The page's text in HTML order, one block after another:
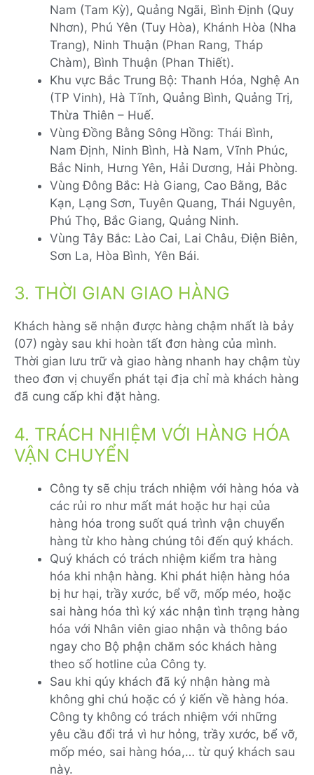
Nam (Tam Kỳ), Quảng Ngãi, Bình Định (Quy
Nhơn), Phú Yên (Tuy Hòa), Khánh Hòa (Nha
Trang), Ninh Thuận (Phan Rang, Tháp
Chàm), Bình Thuận (Phan Thiết).
Khu vực Bắc Trung Bộ: Thanh Hóa, Nghệ An
(TP Vinh), Hà Tĩnh, Quảng Bình, Quảng Trị,
Thừa Thiên – Huế.
Vùng Đồng Bằng Sông Hồng: Thái Bình,
Nam Định, Ninh Bình, Hà Nam, Vĩnh Phúc,
Bắc Ninh, Hưng Yên, Hải Dương, Hải Phòng.
Vùng Đông Bắc: Hà Giang, Cao Bằng, Bắc
Kạn, Lạng Sơn, Tuyên Quang, Thái Nguyên,
Phú Thọ, Bắc Giang, Quảng Ninh.
Vùng Tây Bắc: Lào Cai, Lai Châu, Điện Biên,
Sơn La, Hòa Bình, Yên Bái.
3. THỜI GIAN GIAO HÀNG
Khách hàng sẽ nhận được hàng chậm nhất là bảy
(07) ngày sau khi hoàn tất đơn hàng của mình.
Thời gian lưu trữ và giao hàng nhanh hay chậm tùy
theo đơn vị chuyển phát tại địa chỉ mà khách hàng
đã cung cấp khi đặt hàng.
4. TRÁCH NHIỆM VỚI HÀNG HÓA
VẬN CHUYỂN
Công ty sẽ chịu trách nhiệm với hàng hóa và
các rủi ro như mất mát hoặc hư hại của
hàng hóa trong suốt quá trình vận chuyển
hàng từ kho hàng chúng tôi đến quý khách.
Quý khách có trách nhiệm kiểm tra hàng
hóa khi nhận hàng. Khi phát hiện hàng hóa
bị hư hại, trầy xước, bể vỡ, mốp méo, hoặc
sai hàng hóa thì ký xác nhận tình trạng hàng
hóa với Nhân viên giao nhận và thông báo
ngay cho Bộ phận chăm sóc khách hàng
theo số hotline của Công ty.
Sau khi qúy khách đã ký nhận hàng mà
không ghi chú hoặc có ý kiến về hàng hóa.
Công ty không có trách nhiệm với những
yêu cầu đổi trả vì hư hỏng, trầy xước, bể vỡ,
mốp méo, sai hàng hóa,… từ quý khách sau
này.